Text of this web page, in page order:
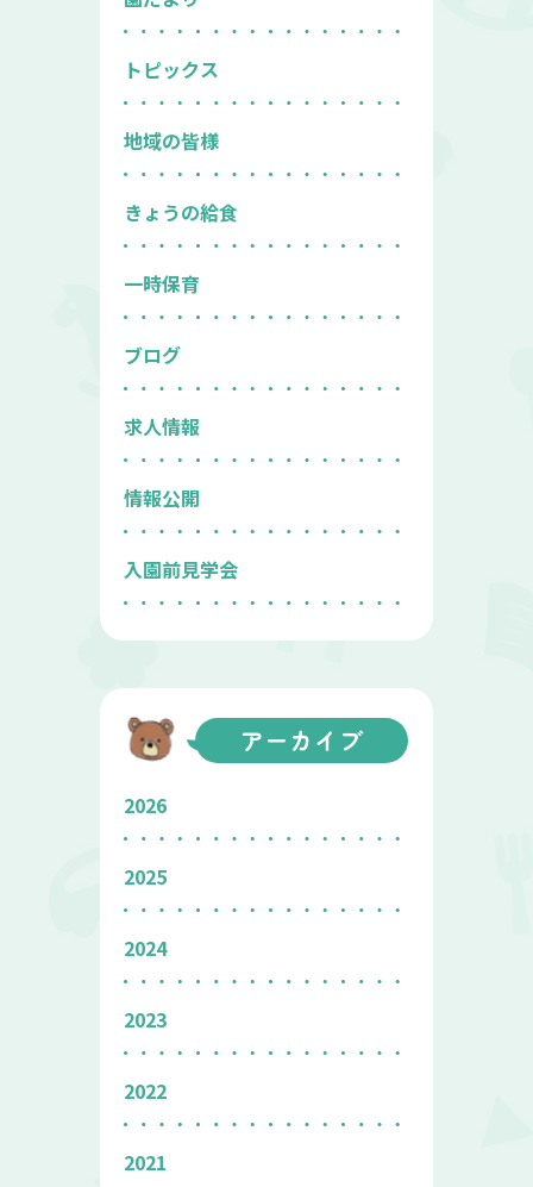
トピックス
地域の皆様
きょうの給食
一時保育
ブログ
求人情報
情報公開
入園前見学会
アーカイブ
2026
2025
2024
2023
2022
2021